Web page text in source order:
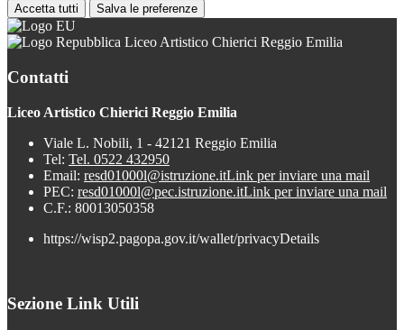
Accetta tutti Salva le preferenze
Liceo Artistico Chierici Reggio Emilia
Contatti
Liceo Artistico Chierici Reggio Emilia
Viale L. Nobili, 1 - 42121 Reggio Emilia
Tel: Tel. 0522 432950
Email: resd01000l@istruzione.itLink per inviare una mail
PEC: resd01000l@pec.istruzione.itLink per inviare una mail
C.F.: 80013050358
https://wisp2.pagopa.gov.it/wallet/privacyDetails
Sezione Link Utili